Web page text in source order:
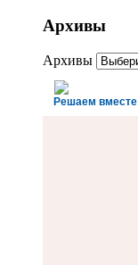
Архивы
Архивы
Решаем вместе